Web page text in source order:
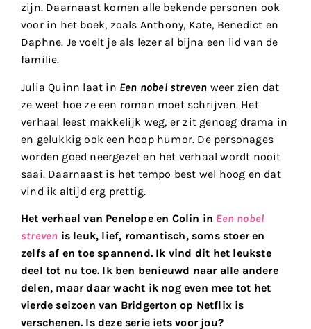
zijn. Daarnaast komen alle bekende personen ook
voor in het boek, zoals Anthony, Kate, Benedict en
Daphne. Je voelt je als lezer al bijna een lid van de
familie.
Julia Quinn laat in Een nobel streven weer zien dat
ze weet hoe ze een roman moet schrijven. Het
verhaal leest makkelijk weg, er zit genoeg drama in
en gelukkig ook een hoop humor. De personages
worden goed neergezet en het verhaal wordt nooit
saai. Daarnaast is het tempo best wel hoog en dat
vind ik altijd erg prettig.
Het verhaal van Penelope en Colin in Een nobel
streven is leuk, lief, romantisch, soms stoer en
zelfs af en toe spannend. Ik vind dit het leukste
deel tot nu toe. Ik ben benieuwd naar alle andere
delen, maar daar wacht ik nog even mee tot het
vierde seizoen van Bridgerton op Netflix is
verschenen. Is deze serie iets voor jou?